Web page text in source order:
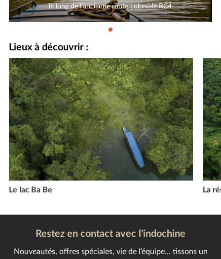
le long de l’ancienne route coloniale RC4
Lieux à découvrir :
Le lac Ba Be La
Restez en contact avec l'indochine
Nouveautés, offres spéciales, vie de l’équipe... tissons un